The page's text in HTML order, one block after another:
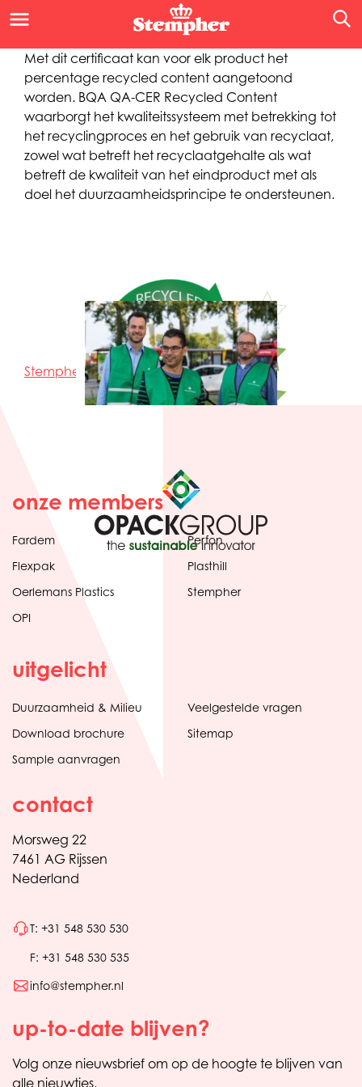
Met dit certificaat kan voor elk product het
percentage recycled content aangetoond
worden. BQA QA-CER Recycled Content
waarborgt het kwaliteitssysteem met betrekking tot
het recyclingproces en het gebruik van recyclaat,
zowel wat betreft het recyclaatgehalte als wat
betreft de kwaliteit van het eindproduct met als
doel het duurzaamheidsprincipe te ondersteunen.
Stempher QA-cer niveau 2 – certificaat
onze members
Fardem
Flexpak
Oerlemans Plastics
OPI
Perfon
Plasthill
Stempher
uitgelicht
Duurzaamheid & Milieu
Download brochure
Sample aanvragen
Veelgestelde vragen
Sitemap
contact
Morsweg 22
7461 AG Rijssen
Nederland
T: +31 548 530 530
F: +31 548 530 535
info@stempher.nl
up-to-date blijven?
Volg onze nieuwsbrief om op de hoogte te blijven van
alle nieuwtjes.